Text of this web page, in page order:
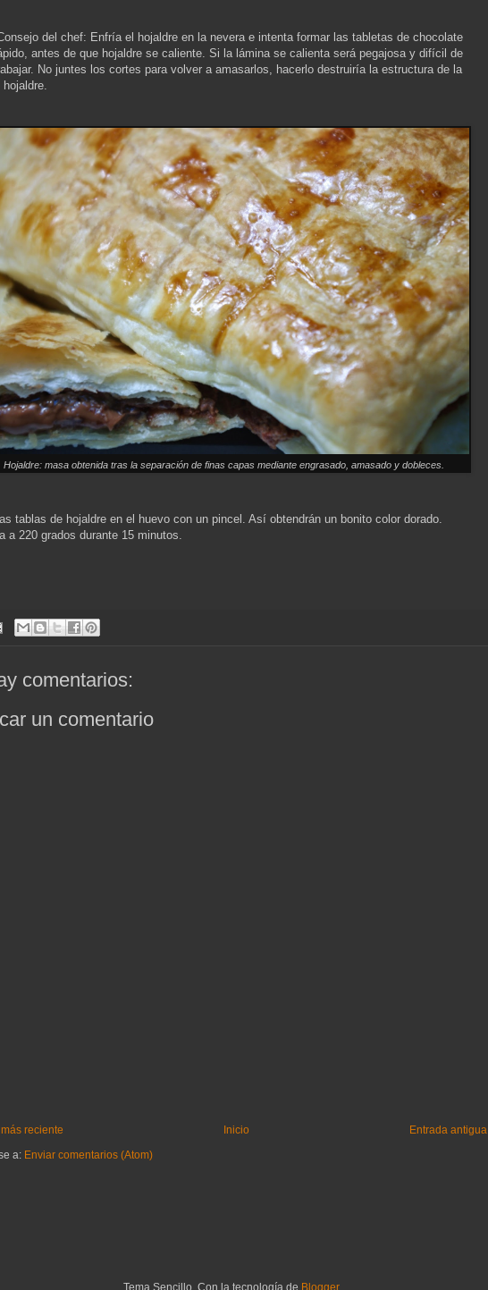
del chef: Enfría el hojaldre en la nevera e intenta formar las tabletas de chocolate
antes de que hojaldre se caliente. Si la lámina se calienta será pegajosa y difícil de
No juntes los cortes para volver a amasarlos, hacerlo destruiría la estructura de la
hojaldre.
Hojaldre: masa obtenida tras la separación de finas capas mediante engrasado, amasado y dobleces.
tablas de hojaldre en el huevo con un pincel. Así obtendrán un bonito color dorado.
a 220 grados durante 15 minutos.
comentarios:
un comentario
reciente Entrada antigua
Inicio
a: Enviar comentarios (Atom)